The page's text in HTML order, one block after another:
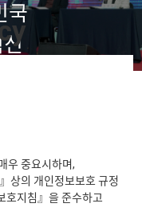
국
우 중요시하며,
상의 개인정보보호 규정
호지침』을 준수하고